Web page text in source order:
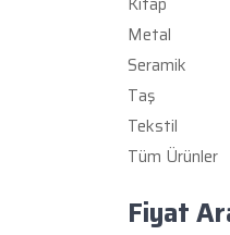
Metal
Seramik
Taş
Tekstil
Tüm Ürünler
Fiyat